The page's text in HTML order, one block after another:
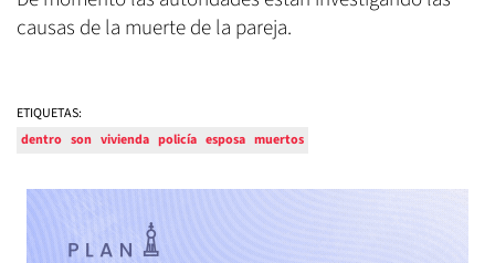
causas de la muerte de la pareja.
ETIQUETAS:
dentro son vivienda policía esposa muertos